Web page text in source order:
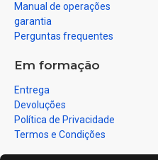
Manual de operações
garantia
Perguntas frequentes
Em formação
Entrega
Devoluções
Política de Privacidade
Termos e Condições